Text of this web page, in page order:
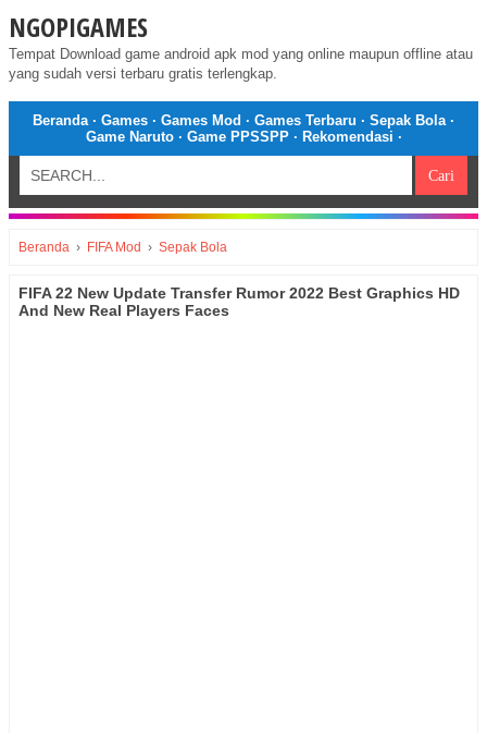
NGOPIGAMES
Tempat Download game android apk mod yang online maupun offline atau
yang sudah versi terbaru gratis terlengkap.
Beranda· Games · Games Mod · Games Terbaru · Sepak Bola·
Game Naruto· Game PPSSPP· Rekomendasi ·
Beranda › FIFA Mod › Sepak Bola
FIFA 22 New Update Transfer Rumor 2022 Best Graphics HD
And New Real Players Faces